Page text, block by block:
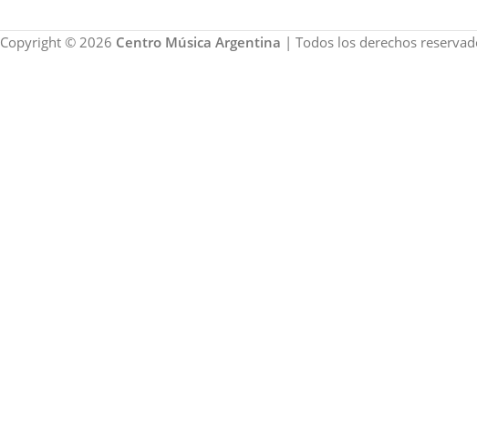
Copyright © 2026 Centro Música Argentina | Todos los derechos